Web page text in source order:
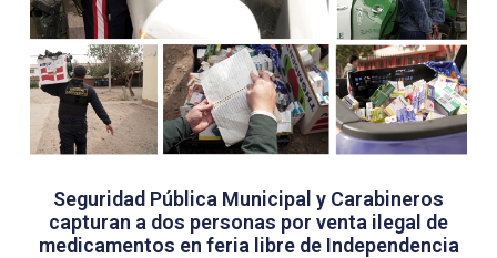
Seguridad Pública Municipal y Carabineros
capturan a dos personas por venta ilegal de
medicamentos en feria libre de Independencia